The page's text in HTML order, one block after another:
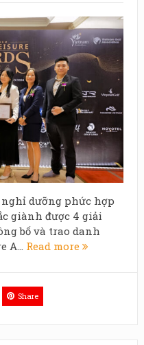
dưỡng phức hợp
giành được 4 giải
bố và trao danh
A... Read more
Share